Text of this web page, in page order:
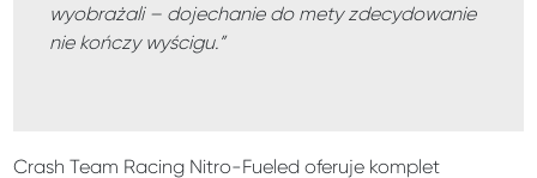
wyobrażali – dojechanie do mety zdecydowanie
nie kończy wyścigu. ”
Crash Team Racing Nitro-Fueled oferuje komplet